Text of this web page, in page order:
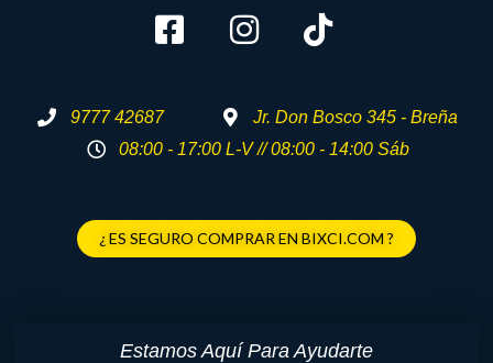
9777 42687
Jr. Don Bosco 345 - Breña
08:00 - 17:00 L-V // 08:00 - 14:00 Sáb
¿ ES SEGURO COMPRAR EN BIXCI.COM ?
Estamos Aquí Para Ayudarte